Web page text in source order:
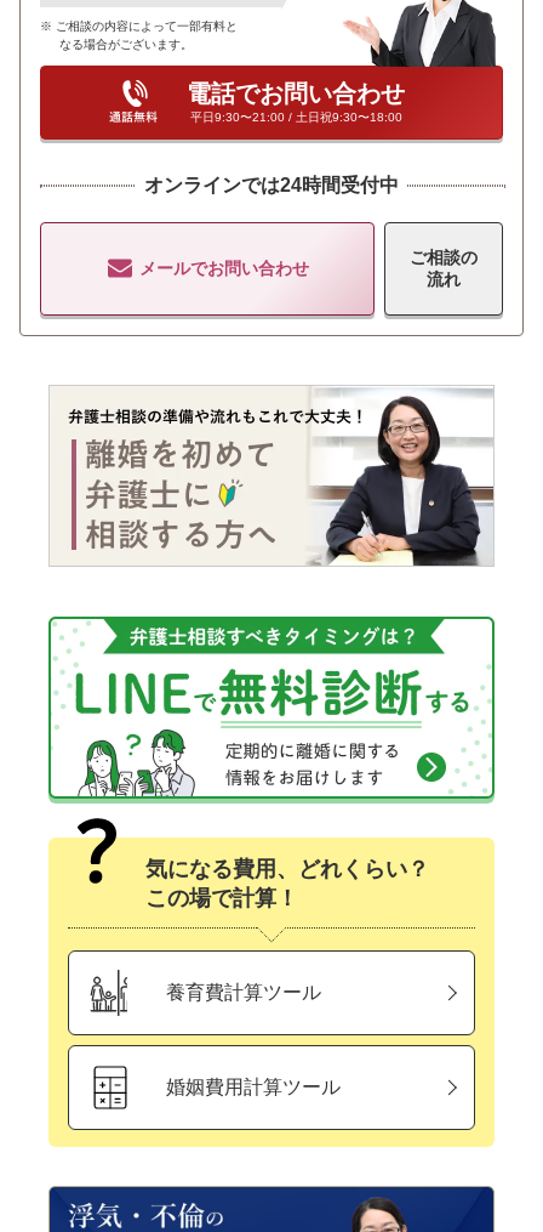
ご相談の内容によって一部有料と
なる場合がございます。
電話でお問い合わせ
平日9:30〜21:00 / 土日祝9:30〜18:00
オンラインでは24時間受付中
メールでお問い合わせ
ご相談の
流れ
気になる費用、どれくらい？
この場で計算！
養育費計算ツール
婚姻費用計算ツール